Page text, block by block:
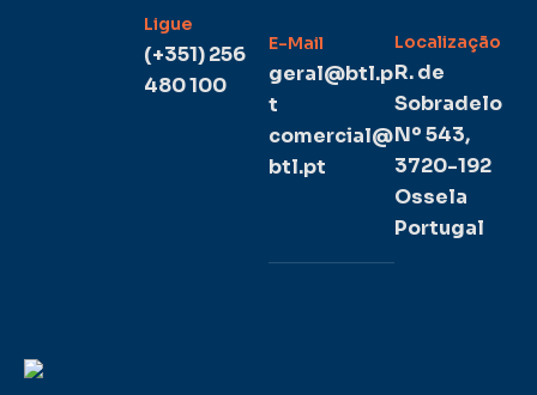
Ligue
(+351) 256
480 100
E-Mail
geral@btl.p
t
comercial@
btl.pt
Localização
R. de
Sobradelo
Nº 543,
3720-192
Ossela
Portugal